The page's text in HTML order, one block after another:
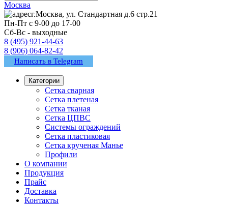
Москва
г.Москва, ул. Стандартная д.6 стр.21
Пн-Пт с 9-00 до 17-00
Сб-Вс - выходные
8 (495) 921-44-63
8 (906) 064-82-42
Написать в Telegram
Категории
Сетка сварная
Сетка плетеная
Сетка тканая
Сетка ЦПВС
Системы ограждений
Сетка пластиковая
Сетка крученая Манье
Профили
О компании
Продукция
Прайс
Доставка
Контакты